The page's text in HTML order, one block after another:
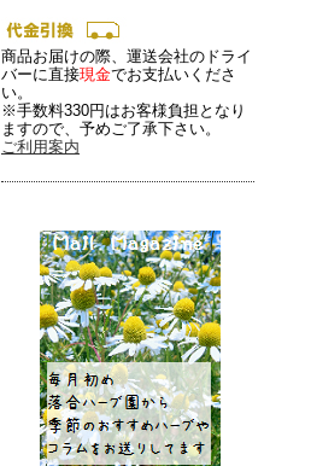
商品お届けの際、運送会社のドライ
バーに直接現金でお支払いくださ
い。
※手数料330円はお客様負担となり
ますので、予めご了承下さい。
ご利用案内